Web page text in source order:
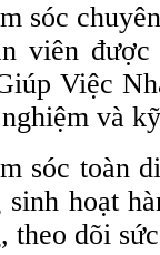
sóc
viên
Việc
và
sóc toàn
sinh hoạt
theo dõi